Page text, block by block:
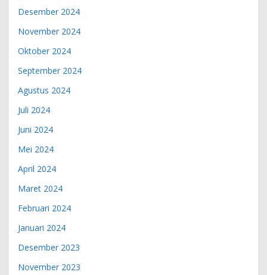
Desember 2024
November 2024
Oktober 2024
September 2024
Agustus 2024
Juli 2024
Juni 2024
Mei 2024
April 2024
Maret 2024
Februari 2024
Januari 2024
Desember 2023
November 2023